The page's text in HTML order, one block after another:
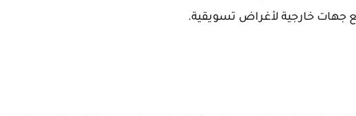
جهات خارجية لأغراض تسويقية.